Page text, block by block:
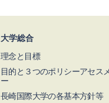
大学総合
理念と目標
目的と３つのポリシーアセス
ー
長崎国際大学の各基本方針等